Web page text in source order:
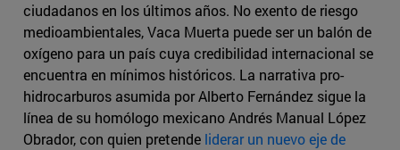
ciudadanos en los últimos años. No exento de riesgo
medioambientales, Vaca Muerta puede ser un balón de
oxígeno para un país cuya credibilidad internacional se
encuentra en mínimos históricos. La narrativa pro-
hidrocarburos asumida por Alberto Fernández sigue la
línea de su homólogo mexicano Andrés Manual López
Obrador, con quien pretende liderar un nuevo eje de